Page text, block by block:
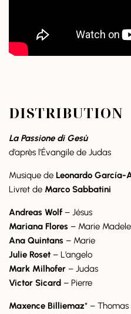
DISTRIBUTION
La Passione di Gesù
d’après l’Évangile de Judas
Musique de Leonardo García-
Livret de Marco Sabbatini
Andreas Wolf – Jésus
Mariana Flores – Marie
Ana Quintans – Marie
Julie Roset – L’angelo
Mark Milhofer – Judas
Victor Sicard – Pierre
Maxence Billiemaz* – Thomas